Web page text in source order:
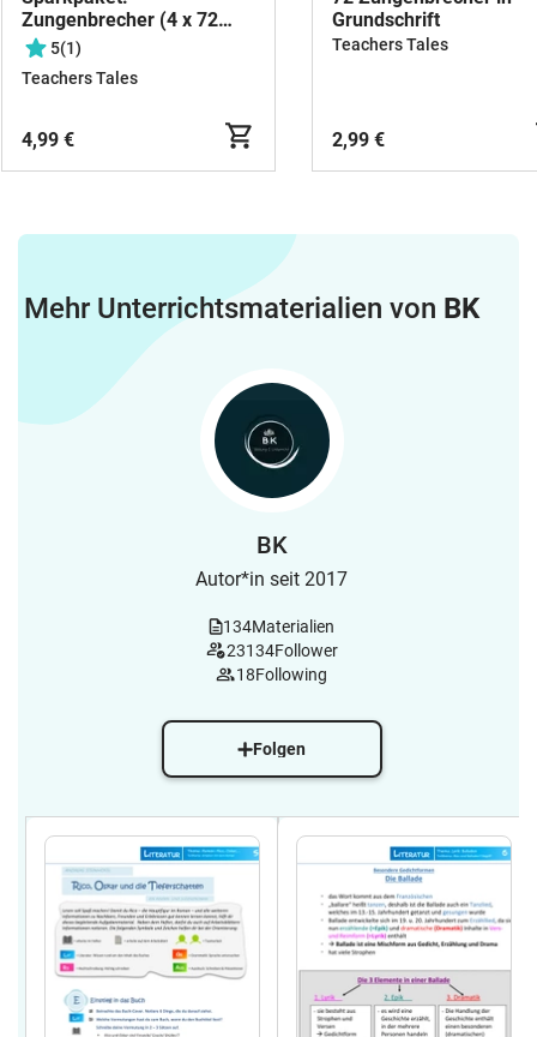
Zungenbrecher (4 x 72
Karten!)
5(1)
Teachers Tales
4,99 €
Grundschrift
Teachers Tales
2,99 €
Mehr Unterrichtsmaterialien von BK
BK
Autor*in seit 2017
134Materialien
23134Follower
18Following
Folgen